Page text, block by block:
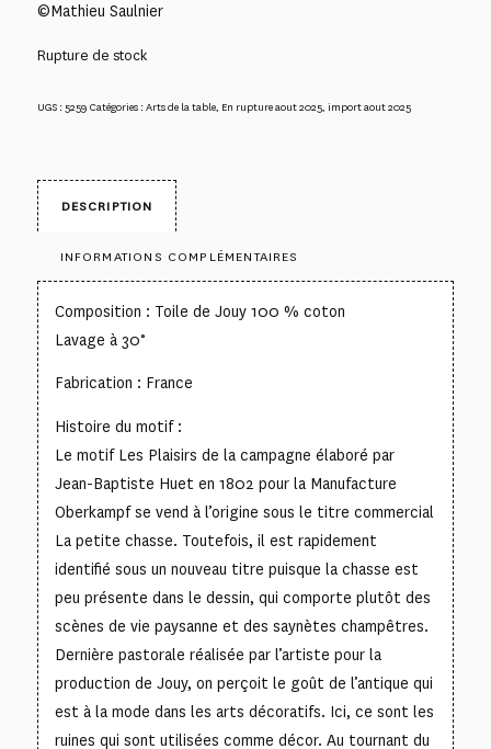
©Mathieu Saulnier
Rupture de stock
UGS : 5259 Catégories :Arts de la table, En rupture aout 2025, import aout 2025
DESCRIPTION
INFORMATIONS COMPLÉMENTAIRES
Composition : Toile de Jouy 100 % coton
Lavage à 30°
Fabrication : France
Histoire du motif :
Le motif Les Plaisirs de la campagne élaboré par
Jean-Baptiste Huet en 1802 pour la Manufacture
Oberkampf se vend à l’origine sous le titre commercial
La petite chasse. Toutefois, il est rapidement
identifié sous un nouveau titre puisque la chasse est
peu présente dans le dessin, qui comporte plutôt des
scènes de vie paysanne et des saynètes champêtres.
Dernière pastorale réalisée par l’artiste pour la
production de Jouy, on perçoit le goût de l’antique qui
est à la mode dans les arts décoratifs. Ici, ce sont les
ruines qui sont utilisées comme décor. Au tournant du